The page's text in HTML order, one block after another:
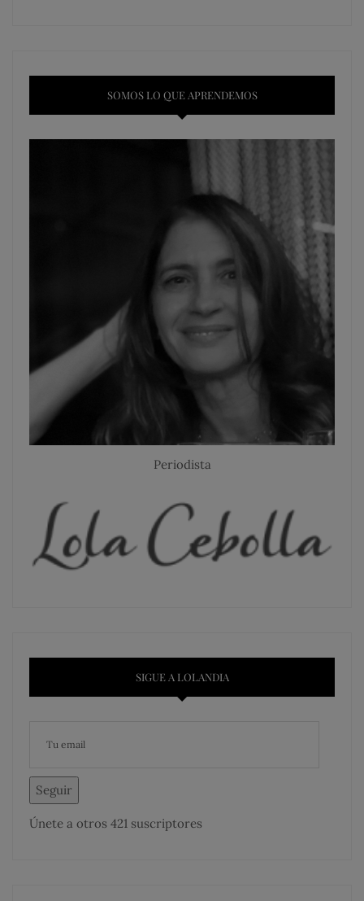
SOMOS LO QUE APRENDEMOS
Periodista
SIGUE A LOLANDIA
Seguir
Únete a otros 421 suscriptores